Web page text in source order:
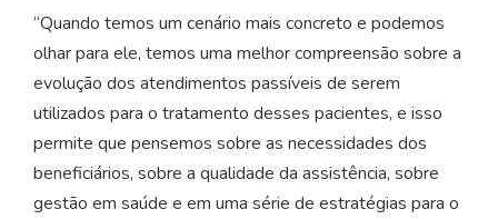
“Quando temos um cenário mais concreto e podemos
olhar para ele, temos uma melhor compreensão sobre a
evolução dos atendimentos passíveis de serem
utilizados para o tratamento desses pacientes, e isso
permite que pensemos sobre as necessidades dos
beneficiários, sobre a qualidade da assistência, sobre
gestão em saúde e em uma série de estratégias para o